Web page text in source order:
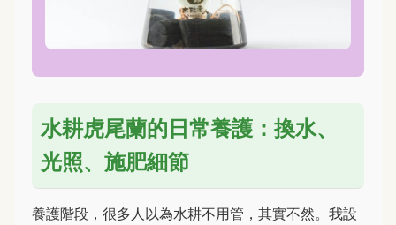
水耕虎尾蘭的日常養護：換水、
光照、施肥細節
養護階段，很多人以為水耕不用管，其實不然。我設